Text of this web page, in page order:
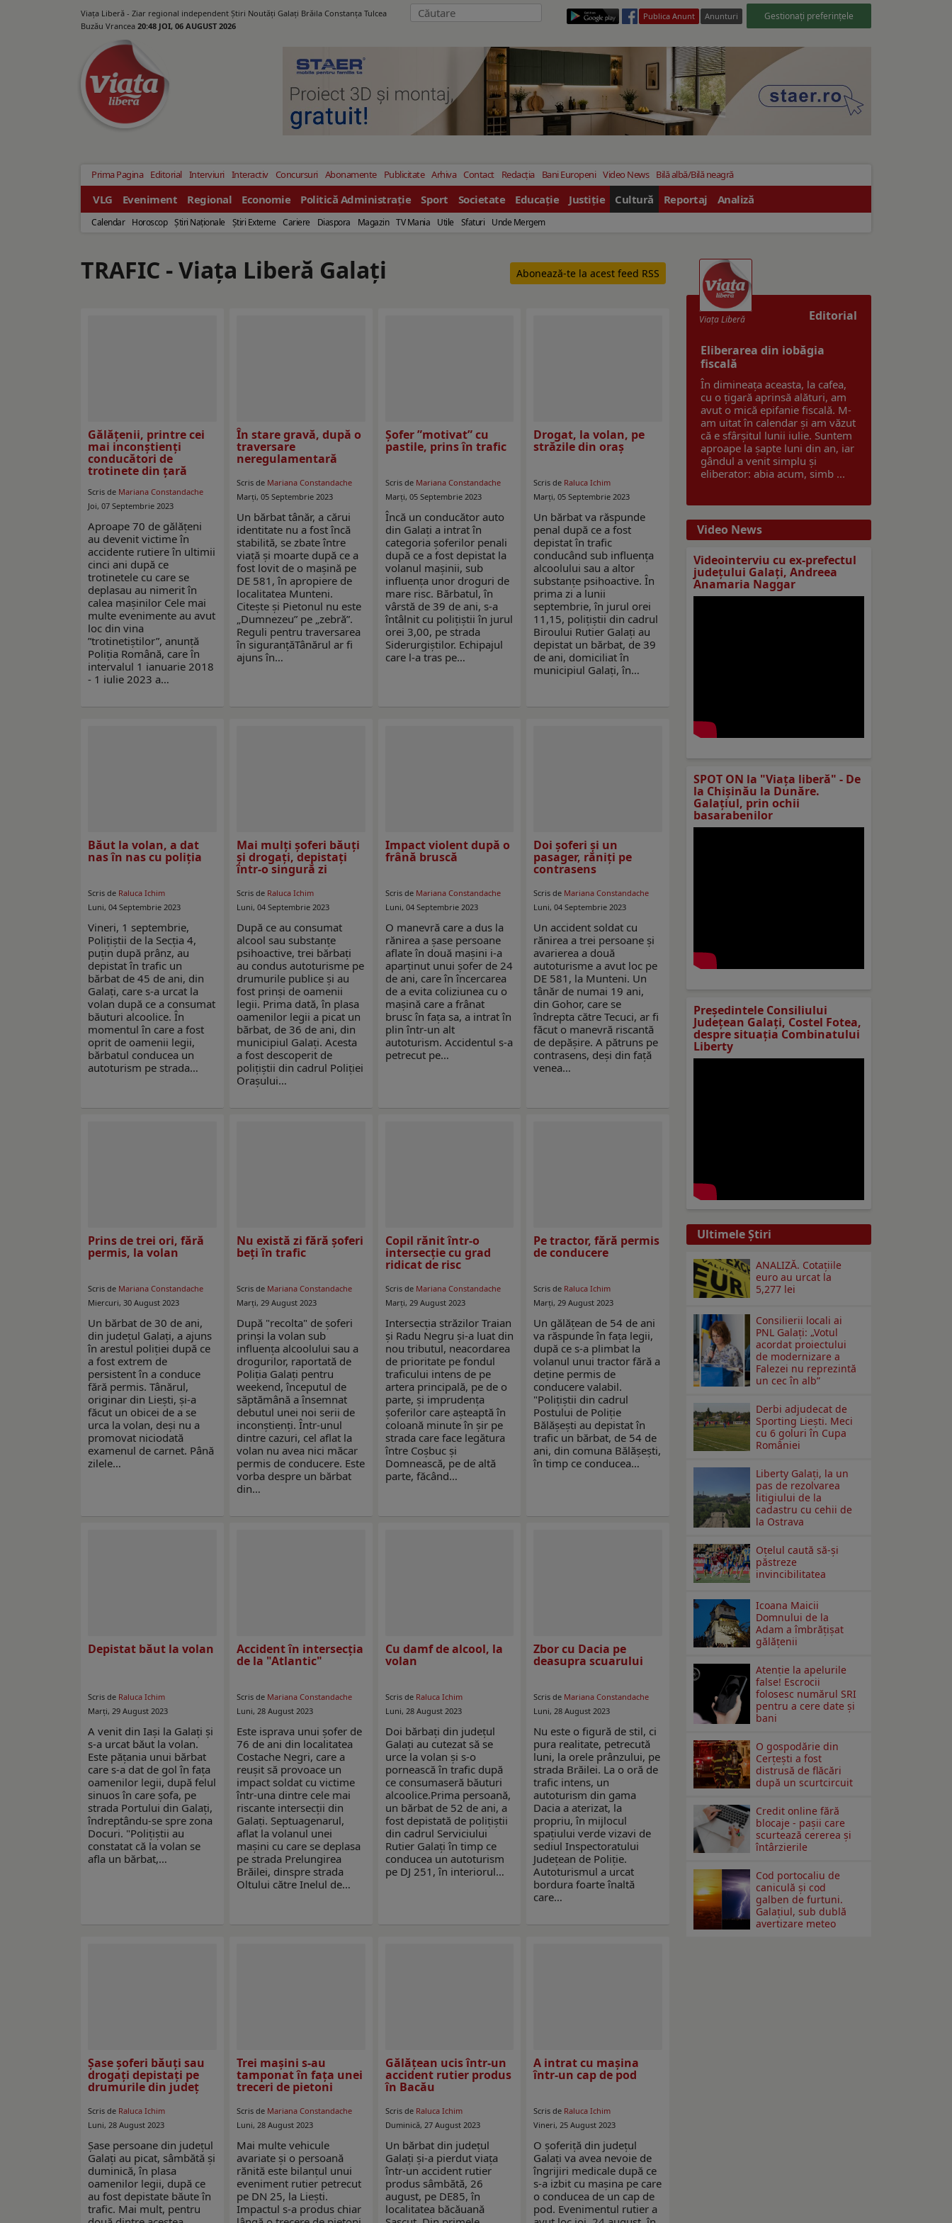
Viața Liberă - Ziar regional independent Știri Noutăți Galaţi Brăila Constanţa Tulcea
Buzău Vrancea 20:48 JOI, 06 AUGUST 2026
Publica Anunt Anunturi Gestionați preferințele
Prima Pagina Editorial Interviuri Interactiv Concursuri Abonamente Publicitate Arhiva Contact Redacția Bani Europeni Video News Bilă albă/Bilă neagră
VLG Eveniment Regional Economie Politică Administrație Sport Societate Educație Justiție Cultură Reportaj Analiză
Calendar Horoscop Ştiri Naţionale Ştiri Externe Cariere Diaspora Magazin TV Mania Utile Sfaturi Unde Mergem
TRAFIC - Viaţa Liberă Galaţi Abonează-te la acest feed RSS
Gălățenii, printre cei
mai inconștienți
conducători de
trotinete din țară
Scris de Mariana Constandache
Joi, 07 Septembrie 2023
Aproape 70 de gălățeni
au devenit victime în
accidente rutiere în ultimii
cinci ani după ce
trotinetele cu care se
deplasau au nimerit în
calea mașinilor Cele mai
multe evenimente au avut
loc din vina
”trotinetiștilor”, anunță
Poliția Română, care în
intervalul 1 ianuarie 2018
- 1 iulie 2023 a…
În stare gravă, după o
traversare
neregulamentară
Scris de Mariana Constandache
Marți, 05 Septembrie 2023
Un bărbat tânăr, a cărui
identitate nu a fost încă
stabilită, se zbate între
viață și moarte după ce a
fost lovit de o mașină pe
DE 581, în apropiere de
localitatea Munteni.
Citește și Pietonul nu este
„Dumnezeu” pe „zebră”.
Reguli pentru traversarea
în siguranțăTânărul ar fi
ajuns în…
Șofer ”motivat” cu
pastile, prins în trafic
Scris de Mariana Constandache
Marți, 05 Septembrie 2023
Încă un conducător auto
din Galați a intrat în
categoria șoferilor penali
după ce a fost depistat la
volanul mașinii, sub
influența unor droguri de
mare risc. Bărbatul, în
vârstă de 39 de ani, s-a
întâlnit cu polițiștii în jurul
orei 3,00, pe strada
Siderurgiștilor. Echipajul
care l-a tras pe…
Drogat, la volan, pe
străzile din oraș
Scris de Raluca Ichim
Marți, 05 Septembrie 2023
Un bărbat va răspunde
penal după ce a fost
depistat în trafic
conducând sub influența
alcoolului sau a altor
substanțe psihoactive. În
prima zi a lunii
septembrie, în jurul orei
11,15, polițiștii din cadrul
Biroului Rutier Galați au
depistat un bărbat, de 39
de ani, domiciliat în
municipiul Galați, în…
Băut la volan, a dat
nas în nas cu poliția
Scris de Raluca Ichim
Luni, 04 Septembrie 2023
Vineri, 1 septembrie,
Polițiștii de la Secția 4,
puțin după prânz, au
depistat în trafic un
bărbat de 45 de ani, din
Galați, care s-a urcat la
volan după ce a consumat
băuturi alcoolice. În
momentul în care a fost
oprit de oamenii legii,
bărbatul conducea un
autoturism pe strada…
Mai mulţi şoferi băuți
și drogați, depistați
într-o singură zi
Scris de Raluca Ichim
Luni, 04 Septembrie 2023
După ce au consumat
alcool sau substanțe
psihoactive, trei bărbați
au condus autoturisme pe
drumurile publice și au
fost prinşi de oamenii
legii. Prima dată, în plasa
oamenilor legii a picat un
bărbat, de 36 de ani, din
municipiul Galați. Acesta
a fost descoperit de
polițiștii din cadrul Poliției
Orașului…
Impact violent după o
frână bruscă
Scris de Mariana Constandache
Luni, 04 Septembrie 2023
O manevră care a dus la
rănirea a șase persoane
aflate în două mașini i-a
aparținut unui șofer de 24
de ani, care în încercarea
de a evita coliziunea cu o
mașină care a frânat
brusc în fața sa, a intrat în
plin într-un alt
autoturism. Accidentul s-a
petrecut pe…
Doi șoferi și un
pasager, răniți pe
contrasens
Scris de Mariana Constandache
Luni, 04 Septembrie 2023
Un accident soldat cu
rănirea a trei persoane și
avarierea a două
autoturisme a avut loc pe
DE 581, la Munteni. Un
tânăr de numai 19 ani,
din Gohor, care se
îndrepta către Tecuci, ar fi
făcut o manevră riscantă
de depășire. A pătruns pe
contrasens, deși din față
venea…
Prins de trei ori, fără
permis, la volan
Scris de Mariana Constandache
Miercuri, 30 August 2023
Un bărbat de 30 de ani,
din județul Galați, a ajuns
în arestul poliției după ce
a fost extrem de
persistent în a conduce
fără permis. Tânărul,
originar din Liești, și-a
făcut un obicei de a se
urca la volan, deși nu a
promovat niciodată
examenul de carnet. Până
zilele…
Nu există zi fără șoferi
beți în trafic
Scris de Mariana Constandache
Marți, 29 August 2023
După "recolta" de șoferi
prinși la volan sub
influența alcoolului sau a
drogurilor, raportată de
Poliția Galați pentru
weekend, începutul de
săptămână a însemnat
debutul unei noi serii de
inconștienți. Într-unul
dintre cazuri, cel aflat la
volan nu avea nici măcar
permis de conducere. Este
vorba despre un bărbat
din…
Copil rănit într-o
intersecție cu grad
ridicat de risc
Scris de Mariana Constandache
Marți, 29 August 2023
Intersecția străzilor Traian
și Radu Negru și-a luat din
nou tributul, neacordarea
de prioritate pe fondul
traficului intens de pe
artera principală, pe de o
parte, și imprudența
șoferilor care așteaptă în
coloană minute în șir pe
strada care face legătura
între Coșbuc și
Domnească, pe de altă
parte, făcând…
Pe tractor, fără permis
de conducere
Scris de Raluca Ichim
Marți, 29 August 2023
Un gălățean de 54 de ani
va răspunde în fața legii,
după ce s-a plimbat la
volanul unui tractor fără a
deține permis de
conducere valabil.
"Polițiștii din cadrul
Postului de Poliție
Bălășești au depistat în
trafic un bărbat, de 54 de
ani, din comuna Bălășești,
în timp ce conducea…
Depistat băut la volan
Scris de Raluca Ichim
Marți, 29 August 2023
A venit din Iași la Galați și
s-a urcat băut la volan.
Este pățania unui bărbat
care s-a dat de gol în fața
oamenilor legii, după felul
sinuos în care șofa, pe
strada Portului din Galați,
îndreptându-se spre zona
Docuri. "Polițiștii au
constatat că la volan se
afla un bărbat,…
Accident în intersecția
de la "Atlantic"
Scris de Mariana Constandache
Luni, 28 August 2023
Este isprava unui șofer de
76 de ani din localitatea
Costache Negri, care a
reușit să provoace un
impact soldat cu victime
într-una dintre cele mai
riscante intersecții din
Galați. Septuagenarul,
aflat la volanul unei
mașini cu care se deplasa
pe strada Prelungirea
Brăilei, dinspre strada
Oltului către Inelul de…
Cu damf de alcool, la
volan
Scris de Raluca Ichim
Luni, 28 August 2023
Doi bărbați din județul
Galați au cutezat să se
urce la volan și s-o
pornească în trafic după
ce consumaseră băuturi
alcoolice.Prima persoană,
un bărbat de 52 de ani, a
fost depistată de polițiștii
din cadrul Serviciului
Rutier Galați în timp ce
conducea un autoturism
pe DJ 251, în interiorul…
Zbor cu Dacia pe
deasupra scuarului
Scris de Mariana Constandache
Luni, 28 August 2023
Nu este o figură de stil, ci
pura realitate, petrecută
luni, la orele prânzului, pe
strada Brăilei. La o oră de
trafic intens, un
autoturism din gama
Dacia a aterizat, la
propriu, în mijlocul
spațiului verde vizavi de
sediul Inspectoratului
Județean de Poliție.
Autoturismul a urcat
bordura foarte înaltă
care…
Șase şoferi băuţi sau
drogaţi depistaţi pe
drumurile din judeţ
Scris de Raluca Ichim
Luni, 28 August 2023
Șase persoane din județul
Galați au picat, sâmbătă și
duminică, în plasa
oamenilor legii, după ce
au fost depistate băute în
trafic. Mai mult, pentru
Trei mașini s-au
tamponat în fața unei
treceri de pietoni
Scris de Mariana Constandache
Luni, 28 August 2023
Mai multe vehicule
avariate și o persoană
rănită este bilanțul unui
eveniment rutier petrecut
pe DN 25, la Liești.
Impactul s-a produs chiar
Gălăţean ucis într-un
accident rutier produs
în Bacău
Scris de Raluca Ichim
Duminică, 27 August 2023
Un bărbat din județul
Galați și-a pierdut viața
într-un accident rutier
produs sâmbătă, 26
august, pe DE85, în
localitatea băcăuană
A intrat cu mașina
într-un cap de pod
Scris de Raluca Ichim
Vineri, 25 August 2023
O șoferiță din județul
Galați va avea nevoie de
îngrijiri medicale după ce
s-a izbit cu mașina pe care
o conducea de un cap de
pod. Evenimentul rutier a
Editorial
Viaţa Liberă
Eliberarea din iobăgia
fiscală
În dimineața aceasta, la cafea,
cu o țigară aprinsă alături, am
avut o mică epifanie fiscală. M-
am uitat în calendar și am văzut
că e sfârșitul lunii iulie. Suntem
aproape la șapte luni din an, iar
gândul a venit simplu și
eliberator: abia acum, simb ...
Video News
Videointerviu cu ex-prefectul
judeţului Galaţi, Andreea
Anamaria Naggar
SPOT ON la "Viaţa liberă" - De
la Chișinău la Dunăre.
Galațiul, prin ochii
basarabenilor
Preşedintele Consiliului
Judeţean Galaţi, Costel Fotea,
despre situaţia Combinatului
Liberty
Ultimele Ştiri
ANALIZĂ. Cotațiile
euro au urcat la
5,277 lei
Consilierii locali ai
PNL Galaţi: „Votul
acordat proiectului
de modernizare a
Falezei nu reprezintă
un cec în alb”
Derbi adjudecat de
Sporting Liești. Meci
cu 6 goluri în Cupa
României
Liberty Galați, la un
pas de rezolvarea
litigiului de la
cadastru cu cehii de
la Ostrava
Oțelul caută să-și
păstreze
invincibilitatea
Icoana Maicii
Domnului de la
Adam a îmbrățișat
gălățenii
Atenție la apelurile
false! Escrocii
folosesc numărul SRI
pentru a cere date și
bani
O gospodărie din
Cerțești a fost
distrusă de flăcări
după un scurtcircuit
Credit online fără
blocaje - pașii care
scurtează cererea și
întârzierile
Cod portocaliu de
caniculă și cod
galben de furtuni.
Galațiul, sub dublă
avertizare meteo